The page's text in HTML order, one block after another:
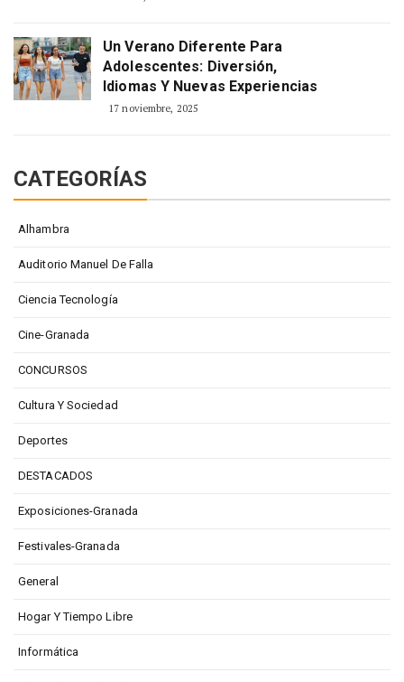
Un Verano Diferente Para
Adolescentes: Diversión,
Idiomas Y Nuevas Experiencias
17 noviembre, 2025
CATEGORÍAS
Alhambra
Auditorio Manuel De Falla
Ciencia Tecnología
Cine-Granada
CONCURSOS
Cultura Y Sociedad
Deportes
DESTACADOS
Exposiciones-Granada
Festivales-Granada
General
Hogar Y Tiempo Libre
Informática